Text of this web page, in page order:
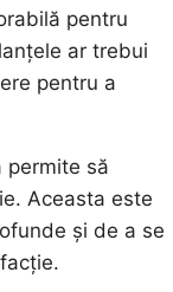
pentru
ar trebui
pentru a
permite să
Aceasta este
și de a se